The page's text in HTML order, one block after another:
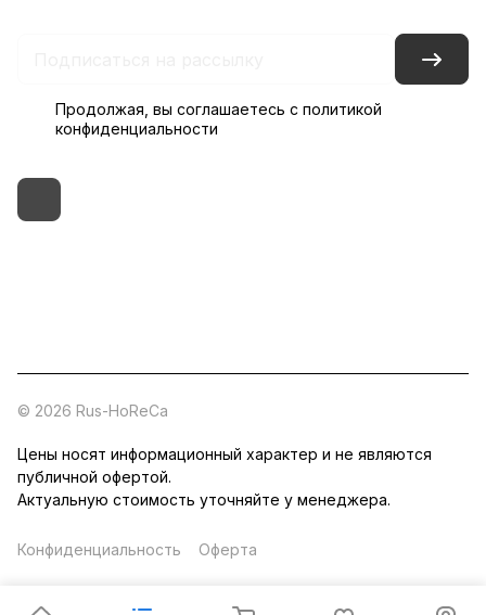
Продолжая, вы соглашаетесь с политикой
конфиденциальности
© 2026 Rus-HoReCa
Цены носят информационный характер и не являются
публичной офертой.
Актуальную стоимость уточняйте у менеджера.
Конфиденциальность Оферта